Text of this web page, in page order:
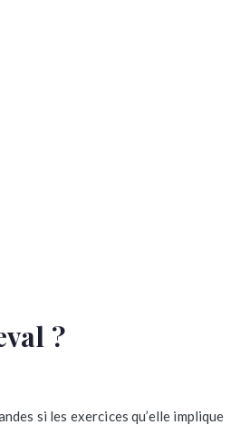
?
si les exercices qu’elle implique